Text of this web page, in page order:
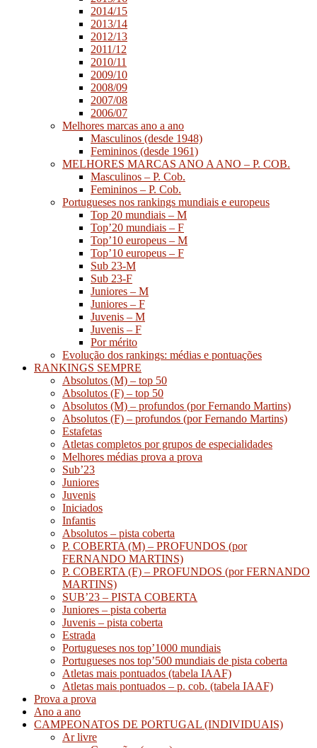
2014/15
2013/14
2012/13
2011/12
2010/11
2009/10
2008/09
2007/08
2006/07
Melhores marcas ano a ano
Masculinos (desde 1948)
Femininos (desde 1961)
MELHORES MARCAS ANO A ANO – P. COB.
Masculinos – P. Cob.
Femininos – P. Cob.
Portugueses nos rankings mundiais e europeus
Top 20 mundiais – M
Top’20 mundiais – F
Top’10 europeus – M
Top’10 europeus – F
Sub 23-M
Sub 23-F
Juniores – M
Juniores – F
Juvenis – M
Juvenis – F
Por mérito
Evolução dos rankings: médias e pontuações
RANKINGS SEMPRE
Absolutos (M) – top 50
Absolutos (F) – top 50
Absolutos (M) – profundos (por Fernando Martins)
Absolutos (F) – profundos (por Fernando Martins)
Estafetas
Atletas completos por grupos de especialidades
Melhores médias prova a prova
Sub’23
Juniores
Juvenis
Iniciados
Infantis
Absolutos – pista coberta
P. COBERTA (M) – PROFUNDOS (por
FERNANDO MARTINS)
P. COBERTA (F) – PROFUNDOS (por FERNANDO
MARTINS)
SUB’23 – PISTA COBERTA
Juniores – pista coberta
Juvenis – pista coberta
Estrada
Portugueses nos top’1000 mundiais
Portugueses nos top’500 mundiais de pista coberta
Atletas mais pontuados (tabela IAAF)
Atletas mais pontuados – p. cob. (tabela IAAF)
Prova a prova
Ano a ano
CAMPEONATOS DE PORTUGAL (INDIVIDUAIS)
Ar livre